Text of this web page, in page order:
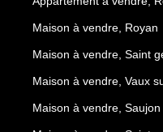
Maison à vendre, Royan
Maison à vendre, Saint
Maison à vendre, Vaux
Maison à vendre, Saujon